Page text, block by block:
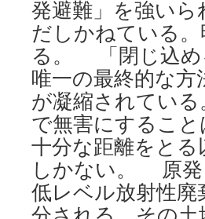
発避難」を強い
だしかねている
る。 「閉じ込め
唯一の最終的な
が凝縮されてい
で無害にするこ
十分な距離をと
しかない。 原発
低レベル放射性